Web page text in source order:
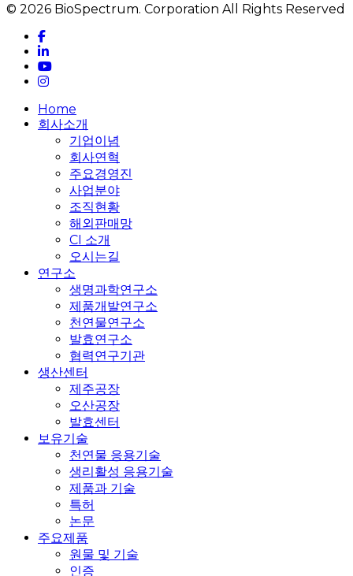
© 2026 BioSpectrum. Corporation All Rights Reserved
facebook
linkedin
youtube
instagram
Close
Menu
Home
회사소개
기업이념
회사연혁
주요경영진
사업분야
조직현황
해외판매망
CI 소개
오시는길
연구소
생명과학연구소
제품개발연구소
천연물연구소
발효연구소
협력연구기관
생산센터
제주공장
오산공장
발효센터
보유기술
천연물 응용기술
생리활성 응용기술
제품과 기술
특허
논문
주요제품
원물 및 기술
인증